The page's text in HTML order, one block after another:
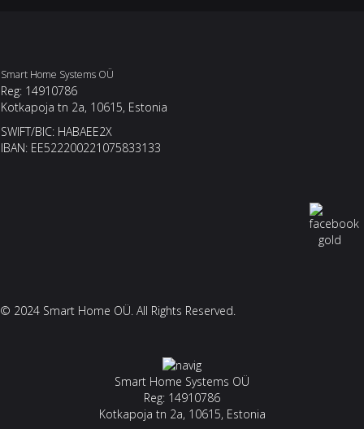
Smart Home Systems OÜ
Reg: 14910786
Kotkapoja tn 2a, 10615, Estonia
SWIFT/BIC: HABAEE2X
IBAN: EE522200221075833133
© 2024 Smart Home OÜ. All Rights Reserved.
Smart Home Systems OÜ
Reg: 14910786
Kotkapoja tn 2a, 10615, Estonia